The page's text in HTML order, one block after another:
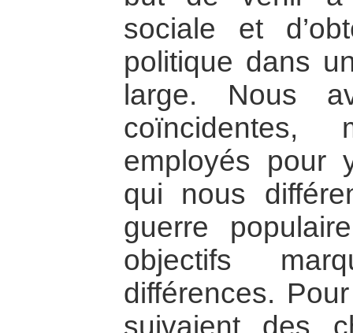
sociale et
politique dans
large. Nous
employés pour
qui nous
guerre
objectifs
différences.
suivaient des